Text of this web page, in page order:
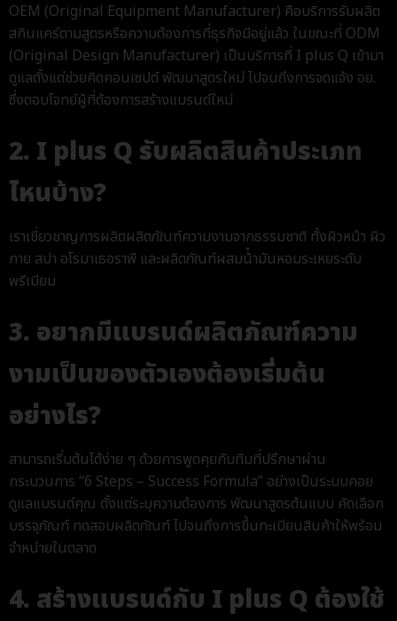
OEM (Original Equipment Manufacturer) คือบริการรับผลิต
สกินแคร์ตามสูตรหรือความต้องการที่ธุรกิจมีอยู่แล้ว ในขณะที่ ODM
(Original Design Manufacturer) เป็นบริการที่ I plus Q เข้ามา
ดูแลตั้งแต่ช่วยคิดคอนเซปต์ พัฒนาสูตรใหม่ ไปจนถึงการจดแจ้ง อย.
ซึ่งตอบโจทย์ผู้ที่ต้องการสร้างแบรนด์ใหม่
2. I plus Q รับผลิตสินค้าประเภท
ไหนบ้าง?
เราเชี่ยวชาญการผลิตผลิตภัณฑ์ความงามจากธรรมชาติ ทั้งผิวหน้า ผิว
กาย สปา อโรมาเธอราพี และผลิตภัณฑ์ผสมน้ํามันหอมระเหยระดับ
พรีเมียม
3. อยากมีแบรนด์ผลิตภัณฑ์ความ
งามเป็นของตัวเองต้องเริ่มต้น
อย่างไร?
สามารถเริ่มต้นได้ง่าย ๆ ด้วยการพูดคุยกับทีมที่ปรึกษาผ่าน
กระบวนการ “6 Steps – Success Formula” อย่างเป็นระบบคอย
ดูแลแบรนด์คุณ ตั้งแต่ระบุความต้องการ พัฒนาสูตรต้นแบบ คัดเลือก
บรรจุภัณฑ์ ทดสอบผลิตภัณฑ์ ไปจนถึงการขึ้นทะเบียนสินค้าให้พร้อม
จำหน่ายในตลาด
4. สร้างแบรนด์กับ I plus Q ต้องใช้